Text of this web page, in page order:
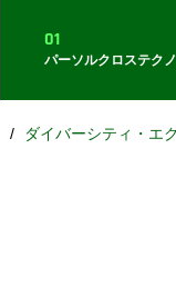
01
パーソルクロステク
ダイバーシティ・エ